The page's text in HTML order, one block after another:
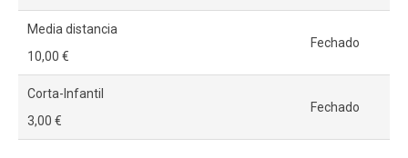
Media distancia
10,00 €
Fechado
Corta-Infantil
3,00 €
Fechado